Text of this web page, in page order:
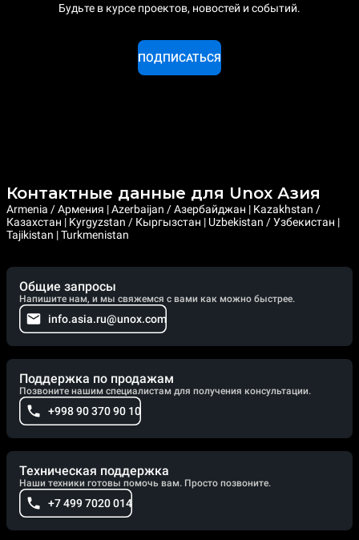
Будьте в курсе проектов, новостей и событий.
ПОДПИСАТЬСЯ
Контактные данные для Unox Азия
Armenia / Армения | Azerbaijan / Азербайджан | Kazakhstan /
Казахстан | Kyrgyzstan / Кыргызстан | Uzbekistan / Узбекистан |
Tajikistan | Turkmenistan
Общие запросы
Напишите нам, и мы свяжемся с вами как можно быстрее.
info.asia.ru@unox.com
Поддержка по продажам
Позвоните нашим специалистам для получения консультации.
+998 90 370 90 10
Техническая поддержка
Наши техники готовы помочь вам. Просто позвоните.
+7 499 7020 014